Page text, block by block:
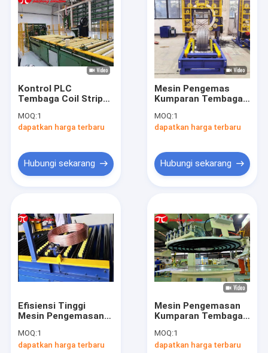
Kontrol PLC
Tembaga Coil Strip
Line OD 800mm-
1500mm Lebar
Standar
MOQ:1
dapatkan harga terbaru
Hubungi sekarang
Mesin Pengemas
Kumparan Tembaga
Sistem Pelabelan
Keliling Penumpukan
MOQ:1
dapatkan harga terbaru
Hubungi sekarang
Efisiensi Tinggi
Mesin Pengemasan
Horisontal Lebar
60mm-500mm
MOQ:1
dapatkan harga terbaru
Mesin Pengemasan
Kumparan Tembaga
Dengan Pengelasan
Susun Dan Sistem
MOQ:1
dapatkan harga terbaru